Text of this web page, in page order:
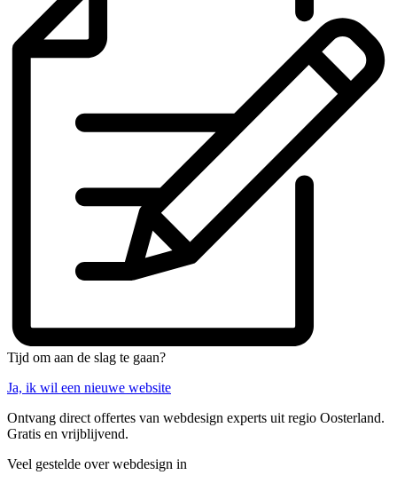
Tijd om aan de slag te gaan?
Ja, ik wil een nieuwe website
Ontvang direct offertes van webdesign experts uit regio Oosterland.
Gratis en vrijblijvend.
Veel gestelde over webdesign in